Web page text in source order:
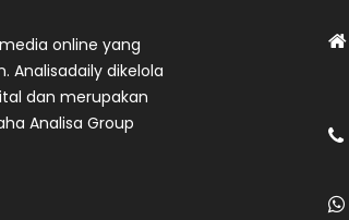
online yang
Analisadaily dikelola
dan merupakan
Analisa Group